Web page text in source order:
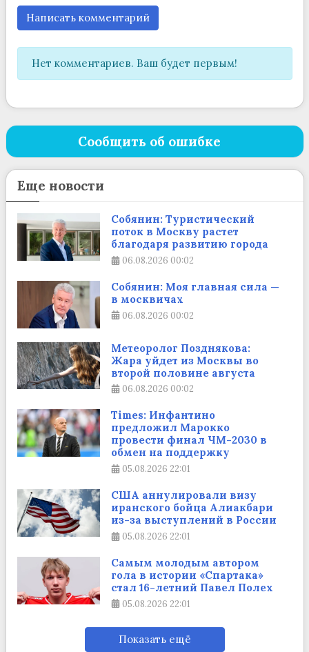
Написать комментарий
Нет комментариев. Ваш будет первым!
Сообщить об ошибке
Еще новости
Собянин: Туристический
поток в Москву растет
благодаря развитию города
06.08.2026 00:02
Собянин: Моя главная сила —
в москвичах
06.08.2026 00:02
Метеоролог Позднякова:
Жара уйдет из Москвы во
второй половине августа
06.08.2026 00:02
Times: Инфантино
предложил Марокко
провести финал ЧМ-2030 в
обмен на поддержку
05.08.2026 22:01
США аннулировали визу
иранского бойца Алиакбари
из-за выступлений в России
05.08.2026 22:01
Самым молодым автором
гола в истории «Спартака»
стал 16-летний Павел Полех
05.08.2026 22:01
Показать ещё